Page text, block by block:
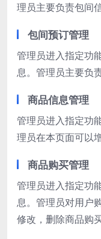
理员主要负责包间
包间预订管理
管理员进入指定功
息。管理员主要负
商品信息管理
管理员进入指定功
理员在本页面可以
商品购买管理
管理员进入指定功
息。管理员对用户
修改，删除商品购